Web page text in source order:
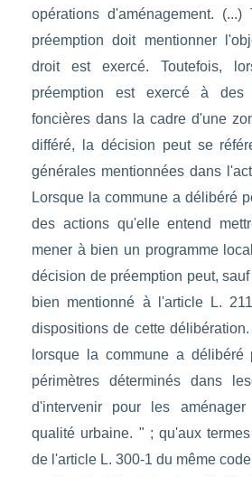
opérations d'aménagement.
préemption doit mentionner
droit est exercé. Toutefois,
préemption est exercé à
foncières dans la cadre d'une
différé, la décision peut se
générales mentionnées dans
Lorsque la commune a délibéré
des actions qu'elle entend
mener à bien un programme
décision de préemption peut,
bien mentionné à l'article L.
dispositions de cette
lorsque la commune a délibéré
périmètres déterminés dans
d'intervenir pour les
qualité urbaine. " ; qu'aux
de l'article L. 300-1 du même